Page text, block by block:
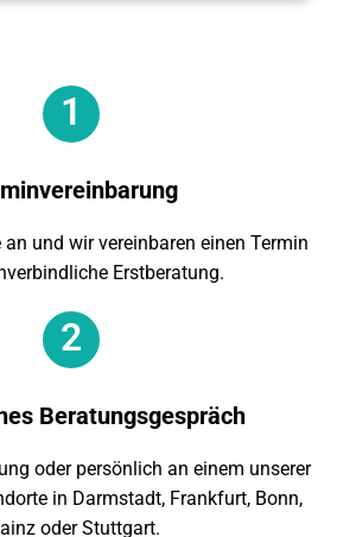
1
an und wir vereinbaren einen Termin
Erstberatung.
2
Beratungsgespräch
oder persönlich an einem unserer
in Darmstadt, Frankfurt, Bonn,
oder Stuttgart.